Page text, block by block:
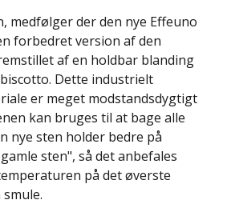
medfølger der den nye Effeuno
forbedret version af den
af en holdbar blanding
Dette industrielt
er meget modstandsdygtigt
kan bruges til at bage alle
nye sten holder bedre på
sten", så det anbefales
på det øverste